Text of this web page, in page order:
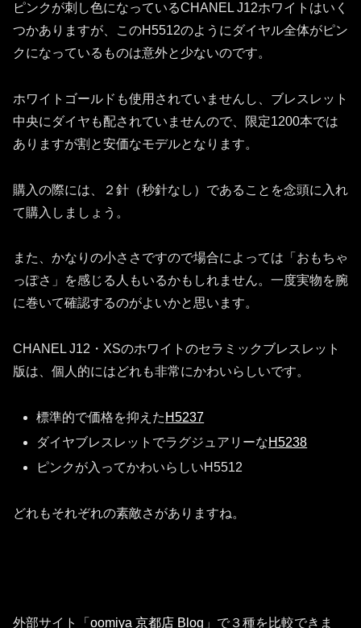
ピンクが刺し色になっているCHANEL J12ホワイトはいく
つかありますが、このH5512のようにダイヤル全体がピン
クになっているものは意外と少ないのです。
ホワイトゴールドも使用されていませんし、ブレスレット
中央にダイヤも配されていませんので、限定1200本では
ありますが割と安価なモデルとなります。
購入の際には、２針（秒針なし）であることを念頭に入れ
て購入しましょう。
また、かなりの小ささですので場合によっては「おもちゃ
っぽさ」を感じる人もいるかもしれません。一度実物を腕
に巻いて確認するのがよいかと思います。
CHANEL J12・XSのホワイトのセラミックブレスレット
版は、個人的にはどれも非常にかわいらしいです。
標準的で価格を抑えた H5237
ダイヤブレスレットでラグジュアリーなH5238
ピンクが入ってかわいらしいH5512
どれもそれぞれの素敵さがありますね。
外部サイト「 oomiya 京都店 Blog 」で３種を比較できま